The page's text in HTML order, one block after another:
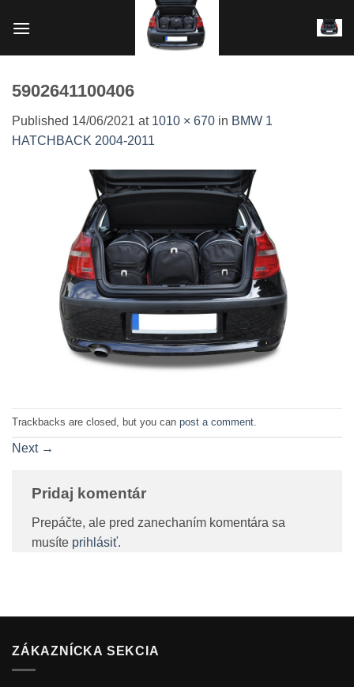
5902641100406
Published 14/06/2021 at 1010 × 670 in BMW 1
HATCHBACK 2004-2011
Trackbacks are closed, but you can post a comment
Next →
Pridaj komentár
Prepáčte, ale pred zanechaním komentára sa
musíte prihlásiť.
ZÁKAZNÍCKA SEKCIA